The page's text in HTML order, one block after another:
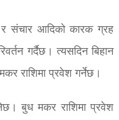
र संचार आदिको कारक ग्रह
गर्दैछ। त्यसदिन बिहान
राशिमा प्रवेश गर्नेछ।
बुध मकर राशिमा प्रवेश